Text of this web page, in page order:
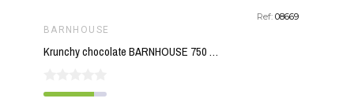
Ref:08669
BARNHOUSE
Krunchy chocolate BARNHOUSE 750 gr BIO